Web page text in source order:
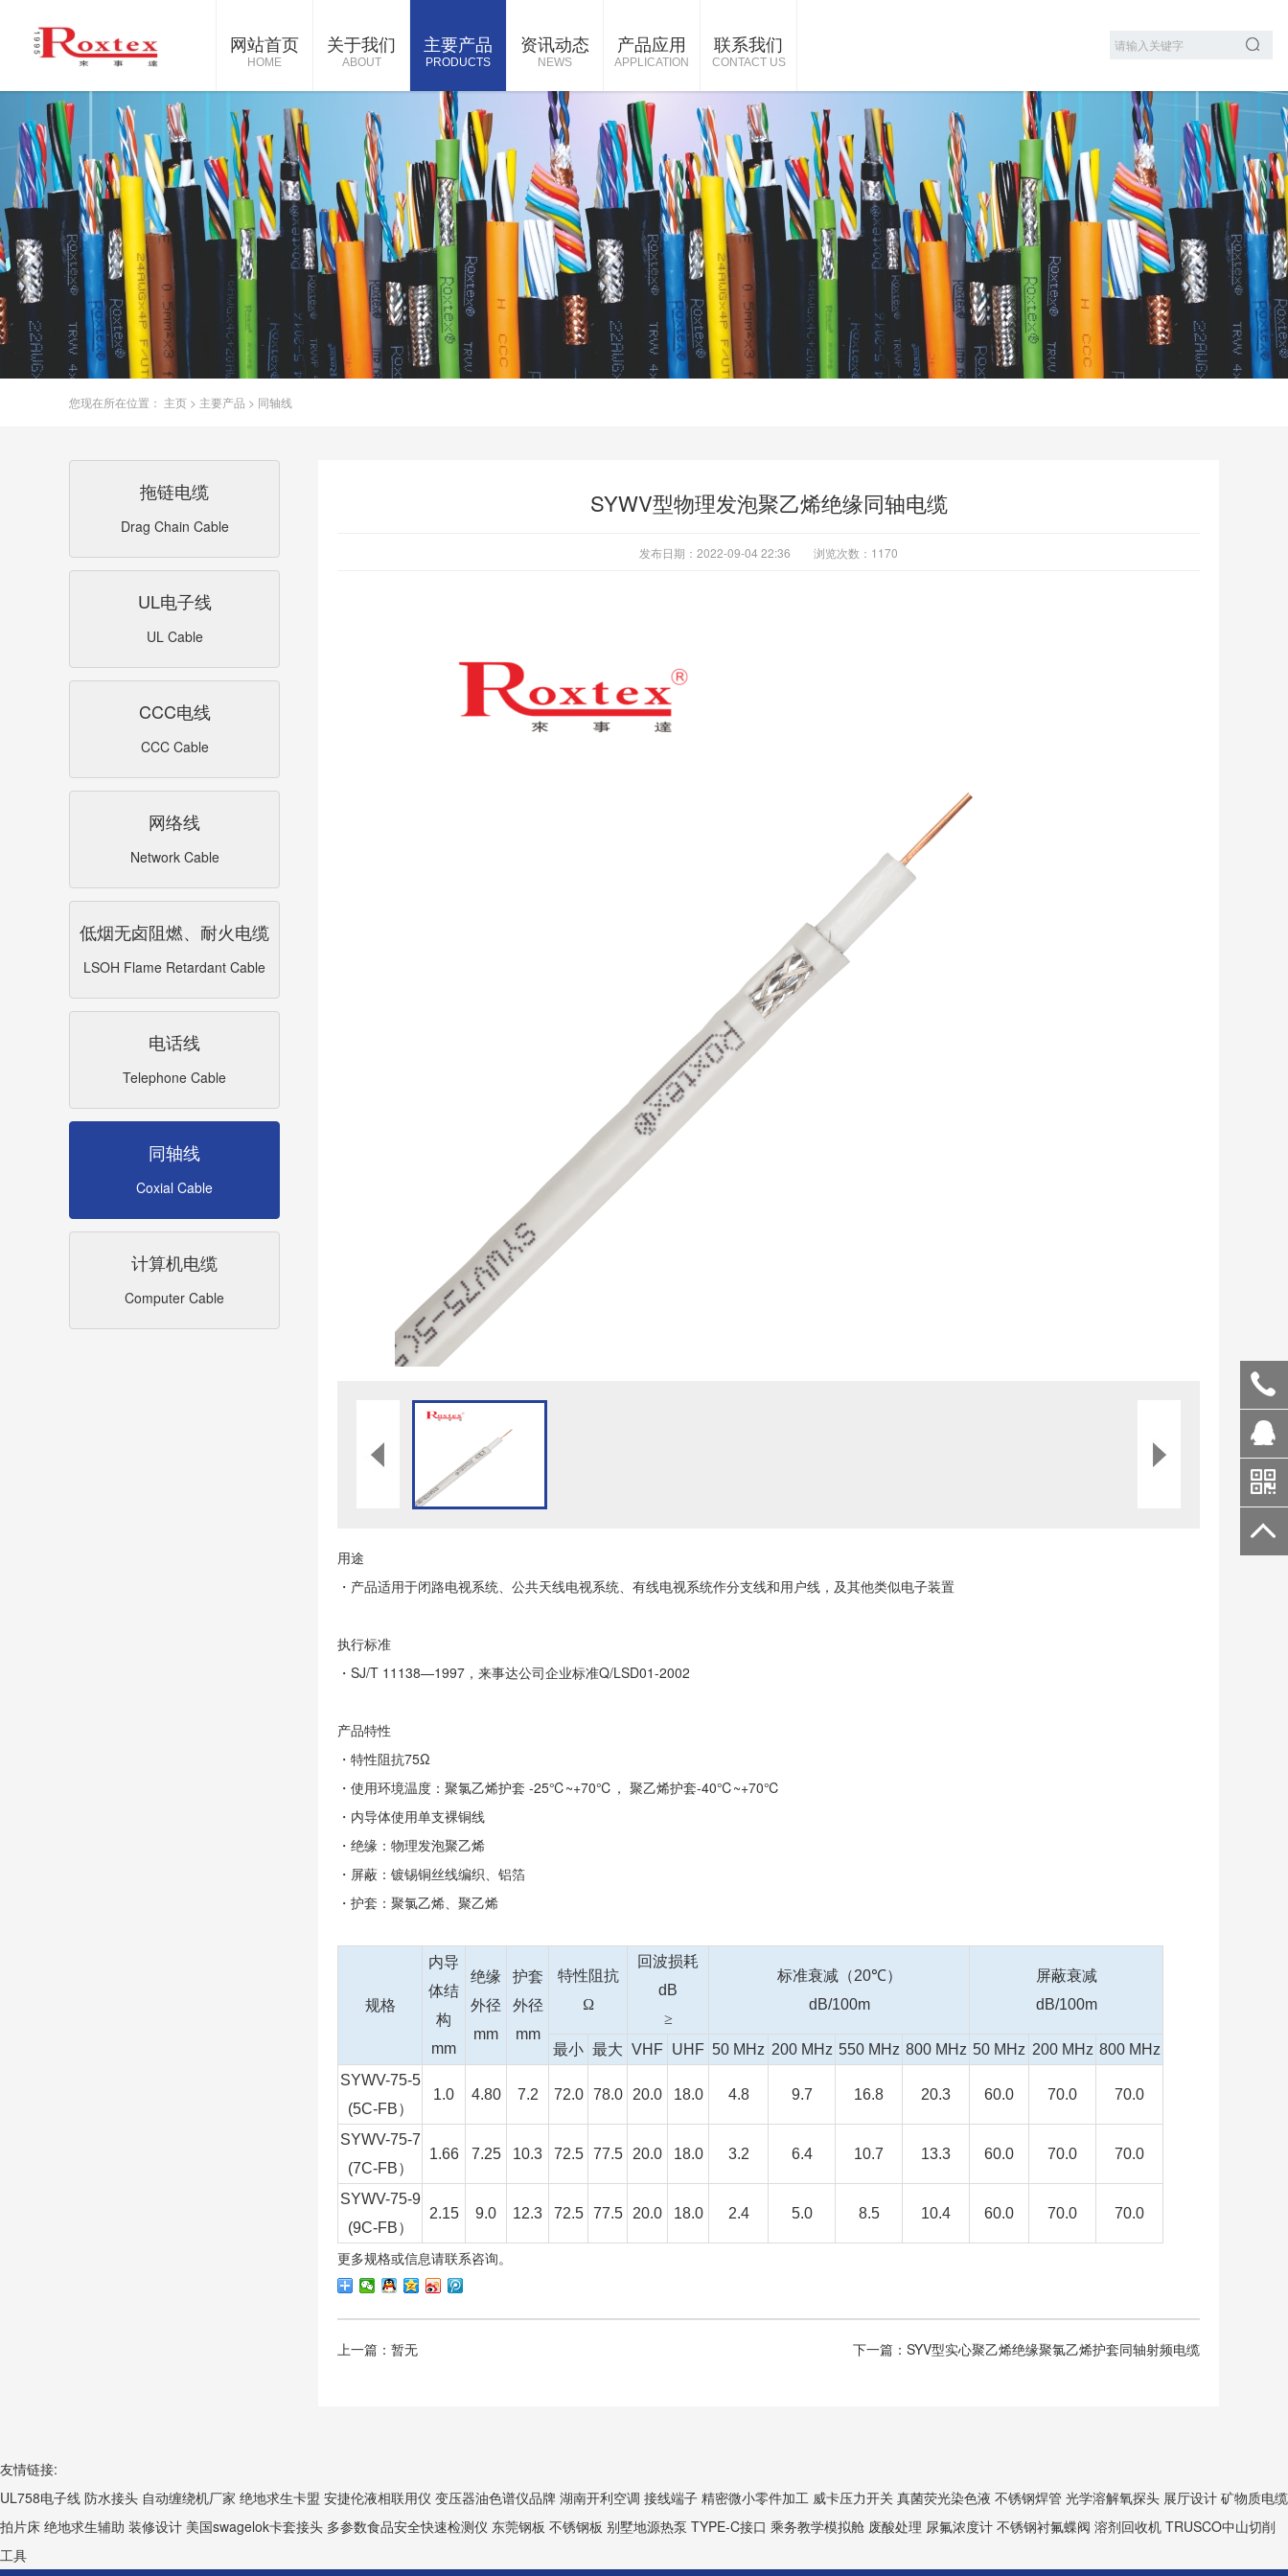
网站首页
HOME
关于我们
ABOUT
主要产品
PRODUCTS
资讯动态
NEWS
产品应用
APPLICATION
联系我们
CONTACT US
您现在所在位置： 主页 > 主要产品 > 同轴线
拖链电缆
Drag Chain Cable
UL电子线
UL Cable
CCC电线
CCC Cable
网络线
Network Cable
低烟无卤阻燃、耐火电缆
LSOH Flame Retardant Cable
电话线
Telephone Cable
同轴线
Coxial Cable
计算机电缆
Computer Cable
SYWV型物理发泡聚乙烯绝缘同轴电缆
发布日期：2022-09-04 22:36 浏览次数： 1170
用途
・产品适用于闭路电视系统、公共天线电视系统、有线电视系统作分支线和用户线，及其他类似电子装置
执行标准
・SJ/T 11138—1997，来事达公司企业标准Q/LSD01-2002
产品特性
・特性阻抗75Ω
・使用环境温度：聚氯乙烯护套 -25℃~+70℃， 聚乙烯护套-40℃~+70℃
・内导体使用单支裸铜线
・绝缘：物理发泡聚乙烯
・屏蔽：镀锡铜丝线编织、铝箔
・护套：聚氯乙烯、聚乙烯
规格
内导
体结
构
mm
绝缘
外径
mm
护套
外径
mm
特性阻抗
Ω
回波损耗
dB
≥
标准衰减（20℃）
dB/100m
屏蔽衰减
dB/100m
最小 最大 VHF UHF 50 MHz 200 MHz 550 MHz 800 MHz 50 MHz 200 MHz 800 MHz
SYWV-75-5
(5C-FB）
1.0 4.80 7.2 72.0 78.0 20.0 18.0 4.8 9.7 16.8 20.3 60.0 70.0 70.0
SYWV-75-7
(7C-FB）
1.66 7.25 10.3 72.5 77.5 20.0 18.0 3.2 6.4 10.7 13.3 60.0 70.0 70.0
SYWV-75-9
(9C-FB）
2.15 9.0 12.3 72.5 77.5 20.0 18.0 2.4 5.0 8.5 10.4 60.0 70.0 70.0
更多规格或信息请联系咨询。
上一篇：暂无 下一篇：SYV型实心聚乙烯绝缘聚氯乙烯护套同轴射频电缆
友情链接:
UL758电子线 防水接头 自动缠绕机厂家 绝地求生卡盟 安捷伦液相联用仪 变压器油色谱仪品牌 湖南开利空调 接线端子 精密微小零件加工 威卡压力开关 真菌荧光染色液 不锈钢焊管 光学溶解氧探头 展厅设计 矿物质电缆
拍片床 绝地求生辅助 装修设计 美国swagelok卡套接头 多参数食品安全快速检测仪 东莞钢板 不锈钢板 别墅地源热泵 TYPE-C接口 乘务教学模拟舱 废酸处理 尿氟浓度计 不锈钢衬氟蝶阀 溶剂回收机 TRUSCO中山切削
工具